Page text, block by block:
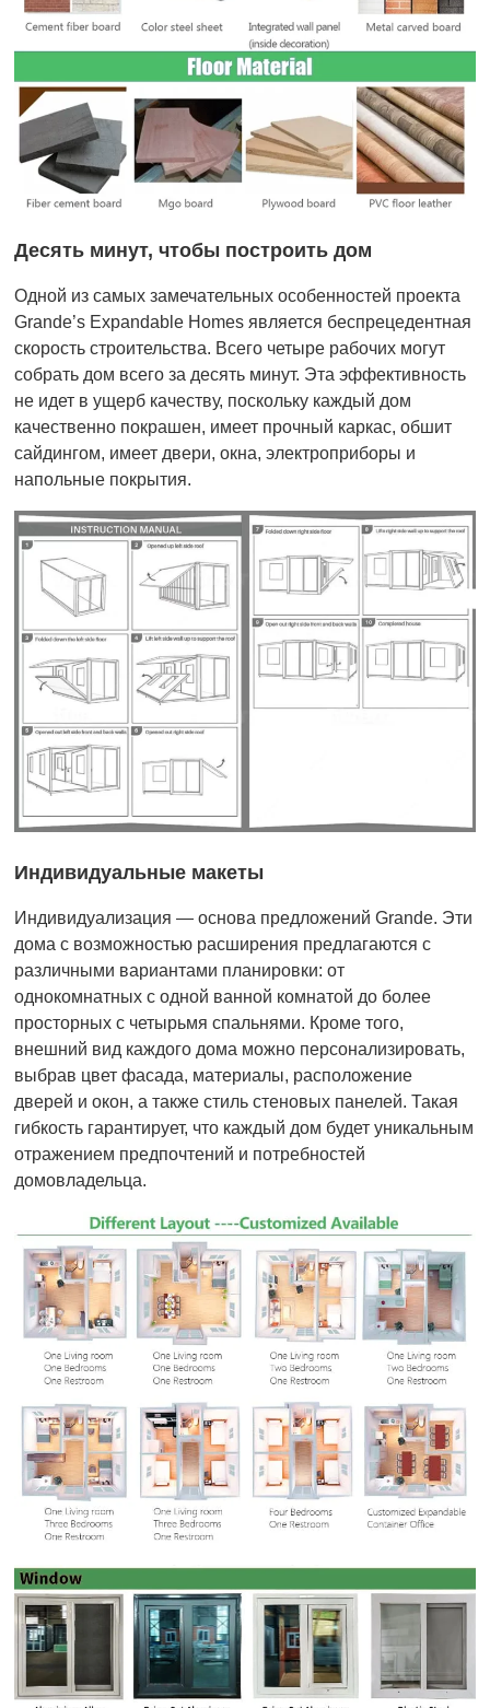
Десять минут, чтобы построить дом
Одной из самых замечательных особенностей проекта
Grande’s Expandable Homes является беспрецедентная
скорость строительства. Всего четыре рабочих могут
собрать дом всего за десять минут. Эта эффективность
не идет в ущерб качеству, поскольку каждый дом
качественно покрашен, имеет прочный каркас, обшит
сайдингом, имеет двери, окна, электроприборы и
напольные покрытия.
Индивидуальные макеты
Индивидуализация — основа предложений Grande. Эти
дома с возможностью расширения предлагаются с
различными вариантами планировки: от
однокомнатных с одной ванной комнатой до более
просторных с четырьмя спальнями. Кроме того,
внешний вид каждого дома можно персонализировать,
выбрав цвет фасада, материалы, расположение
дверей и окон, а также стиль стеновых панелей. Такая
гибкость гарантирует, что каждый дом будет уникальным
отражением предпочтений и потребностей
домовладельца.